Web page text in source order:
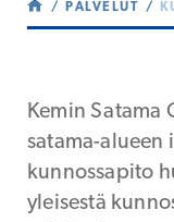
PALVELUT
Kemin Satama
satama-alueen
kunnossapito
yleisestä